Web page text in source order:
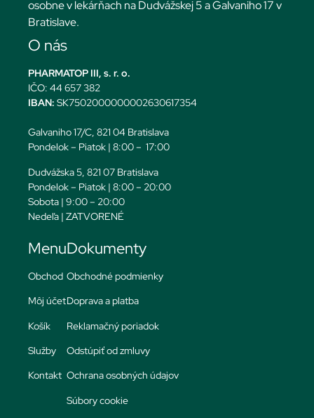
osobne v lekárňach na Dudvážskej 5 a Galvaniho 17 v
Bratislave.
O nás
PHARMATOP III, s. r. o.
IČO: 44 657 382
IBAN: SK7502000000002630617354
Galvaniho 17/C, 821 04 Bratislava
Pondelok – Piatok | 8:00 – 17:00
Dudvážska 5, 821 07 Bratislava
Pondelok – Piatok | 8:00 – 20:00
Sobota | 9:00 – 20:00
Nedeľa | ZATVORENÉ
Menu
Obchod
Môj účet
Košík
Služby
Kontakt
Dokumenty
Obchodné podmienky
Doprava a platba
Reklamačný poriadok
Odstúpiť od zmluvy
Ochrana osobných údajov
Súbory cookie